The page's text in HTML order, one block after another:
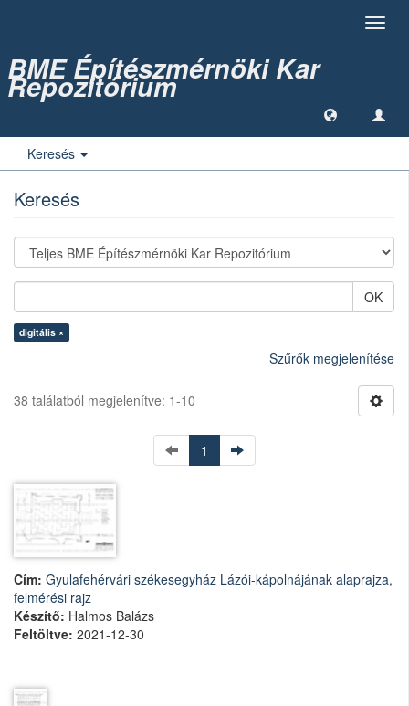
BME Építészmérnöki Kar
Repozitórium
Keresés
Keresés
OK
digitális ×
Szűrők megjelenítése
38 találatból megjelenítve: 1-10
1
Cím: Gyulafehérvári székesegyház Lázói-kápolnájának alaprajza,
felmérési rajz
Készítő: Halmos Balázs
Feltöltve: 2021-12-30